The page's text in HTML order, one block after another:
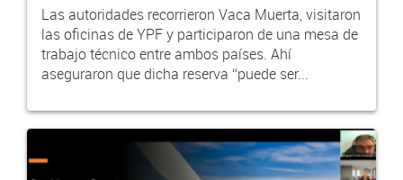
Las autoridades recorrieron Vaca Muerta, visitaron
las oficinas de YPF y participaron de una mesa de
trabajo técnico entre ambos países. Ahí
aseguraron que dicha reserva “puede ser...